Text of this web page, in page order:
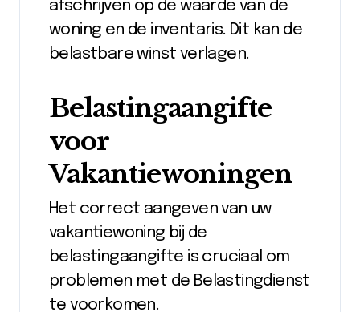
afschrijven op de waarde van de
woning en de inventaris. Dit kan de
belastbare winst verlagen.
Belastingaangifte
voor
Vakantiewoningen
Het correct aangeven van uw
vakantiewoning bij de
belastingaangifte is cruciaal om
problemen met de Belastingdienst
te voorkomen.